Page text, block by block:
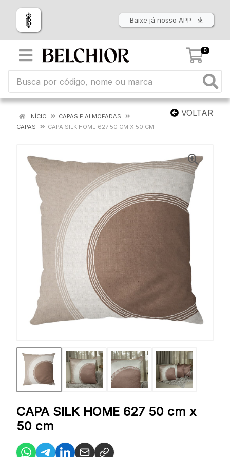
Baixe já nosso APP
0
VOLTAR
INÍCIO
CAPAS E ALMOFADAS
CAPAS
CAPA SILK HOME 627 50 CM X 50 CM
CAPA SILK HOME 627 50 cm x
50 cm